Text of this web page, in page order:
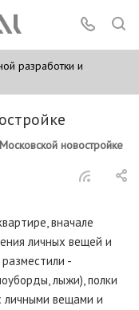
разработки и
новостройке
вначале
личных вещей и
-
лыжи), полки
личными вещами и